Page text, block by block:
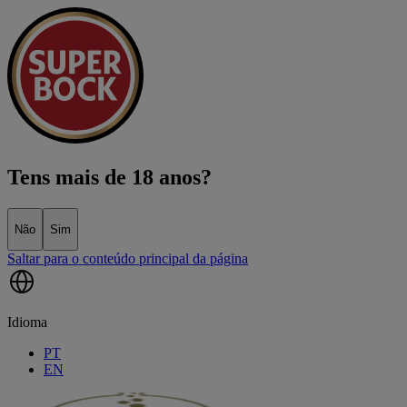
Tens mais de 18 anos?
Não Sim
Saltar para o conteúdo principal da página
Idioma
PT
EN